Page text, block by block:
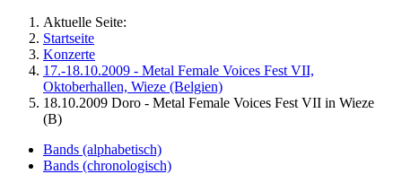
Aktuelle Seite:
Startseite
Konzerte
17.-18.10.2009 - Metal Female Voices Fest VII,
Oktoberhallen, Wieze (Belgien)
18.10.2009 Doro - Metal Female Voices Fest VII in Wieze
(B)
Bands (alphabetisch)
Bands (chronologisch)